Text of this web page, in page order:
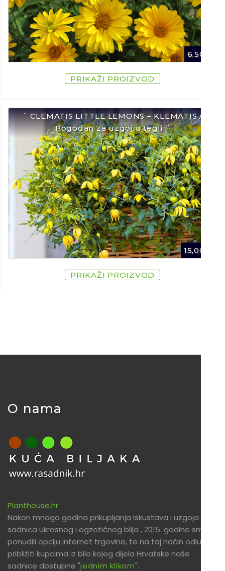
6,50
PRIKAŽI PROIZVOD
¨ CLEMATIS LITTLE LEMONS – KLEMATIS /
Pogodan za uzgoj u tegli ¨
15,00
PRIKAŽI PROIZVOD
O nama
Planthouse.hr
Nakon mnogo godina prikupljanja iskustava i uzgoja
sadnica ukrasnog i egzotičnog bilja , 2015. godine smo
ponudili opciju internet trgovine, te na taj način odlučili
približiti kupcima iz bilo kojeg dijela Hrvatske naše
sadnice dostupne "jednim klikom".